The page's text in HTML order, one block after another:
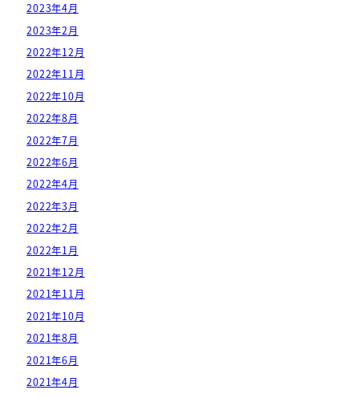
2023年4月
2023年2月
2022年12月
2022年11月
2022年10月
2022年8月
2022年7月
2022年6月
2022年4月
2022年3月
2022年2月
2022年1月
2021年12月
2021年11月
2021年10月
2021年8月
2021年6月
2021年4月